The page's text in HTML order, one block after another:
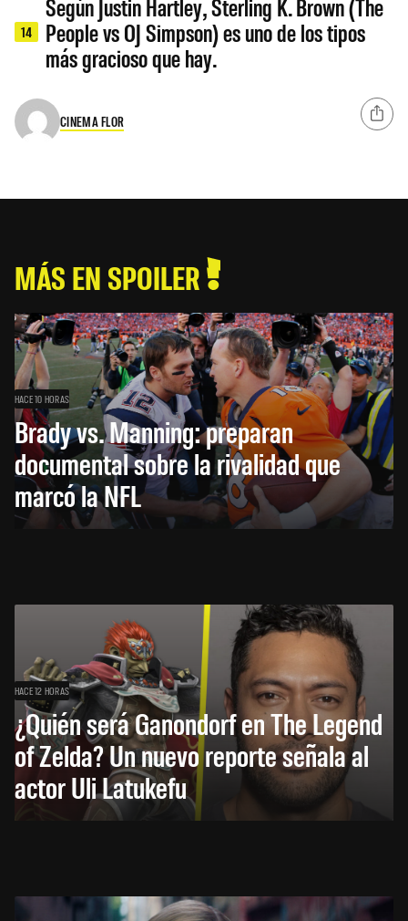
14
Según Justin Hartley, Sterling K. Brown (The
People vs OJ Simpson) es uno de los tipos
más gracioso que hay.
CINEMA FLOR
MÁS EN SPOILER
HACE 10 HORAS
Brady vs. Manning: preparan
documental sobre la rivalidad que
marcó la NFL
HACE 12 HORAS
¿Quién será Ganondorf en The Legend
of Zelda? Un nuevo reporte señala al
actor Uli Latukefu